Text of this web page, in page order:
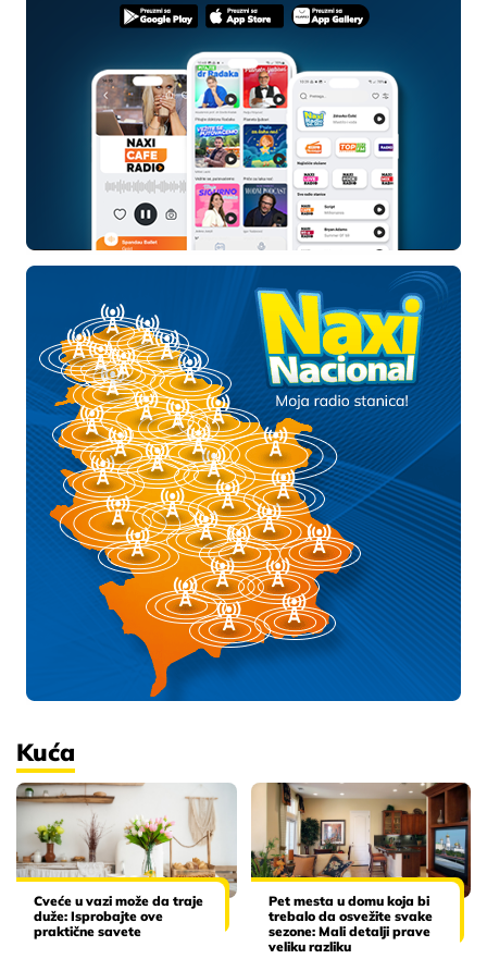
Kuća
Cveće u vazi može da traje
duže: Isprobajte ove
praktične savete
Pet mesta u domu koja bi
trebalo da osvežite svake
sezone: Mali detalji prave
veliku razliku